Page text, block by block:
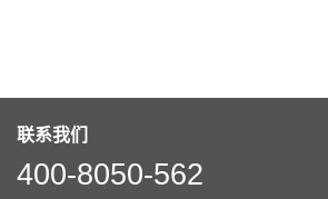
联系我们
400-8050-562